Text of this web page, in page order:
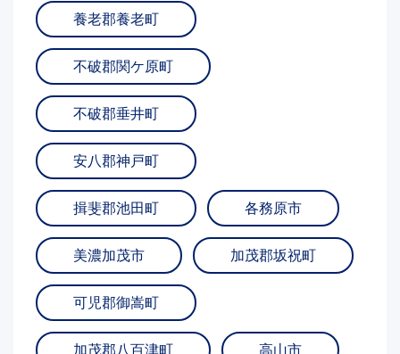
養老郡養老町
不破郡関ケ原町
不破郡垂井町
安八郡神戸町
揖斐郡池田町 各務原市
美濃加茂市 加茂郡坂祝町
可児郡御嵩町
加茂郡八百津町 高山市